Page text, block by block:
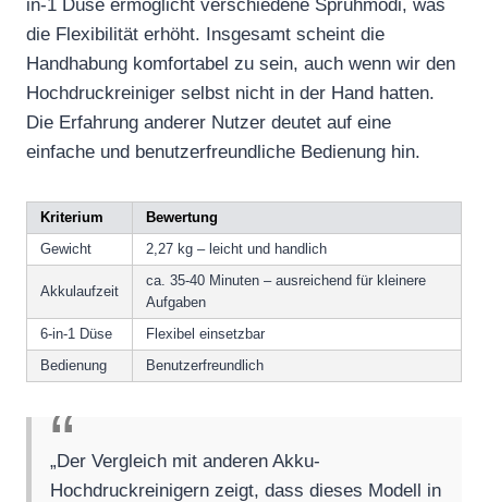
in-1 Düse ermöglicht verschiedene Sprühmodi, was
die Flexibilität erhöht. Insgesamt scheint die
Handhabung komfortabel zu sein, auch wenn wir den
Hochdruckreiniger selbst nicht in der Hand hatten.
Die Erfahrung anderer Nutzer deutet auf eine
einfache und benutzerfreundliche Bedienung hin.
Kriterium
Bewertung
Gewicht
2,27 kg – leicht und handlich
Akkulaufzeit
ca. 35-40 Minuten – ausreichend für kleinere
Aufgaben
6-in-1 Düse
Flexibel einsetzbar
Bedienung
Benutzerfreundlich
„Der Vergleich mit anderen Akku-
Hochdruckreinigern zeigt, dass dieses Modell in